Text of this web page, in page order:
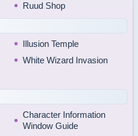
Ruud Shop
Illusion Temple
White Wizard Invasion
Character Information
Window Guide